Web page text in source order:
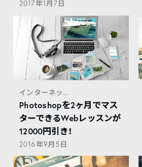
2017年1月7日
インターネッ...
Photoshopを2ヶ月でマス
ターできるWebレッスンが
12000円引き！
2016年9月5日